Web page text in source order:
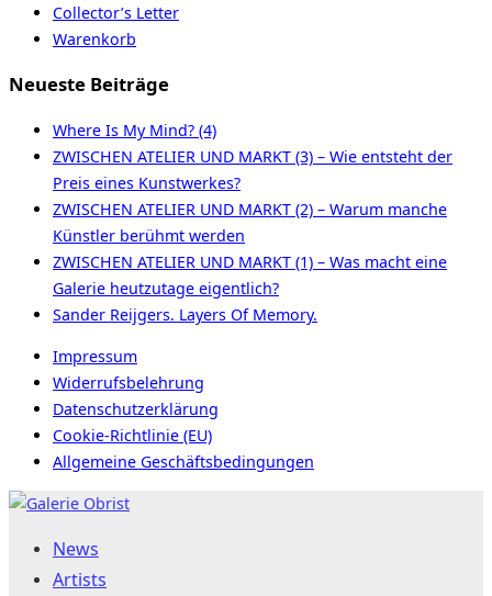
Collector’s Letter
Warenkorb
Neueste Beiträge
Where Is My Mind? (4)
ZWISCHEN ATELIER UND MARKT (3) – Wie entsteht der
Preis eines Kunstwerkes?
ZWISCHEN ATELIER UND MARKT (2) – Warum manche
Künstler berühmt werden
ZWISCHEN ATELIER UND MARKT (1) – Was macht eine
Galerie heutzutage eigentlich?
Sander Reijgers. Layers Of Memory.
Impressum
Widerrufsbelehrung
Datenschutzerklärung
Cookie-Richtlinie (EU)
Allgemeine Geschäftsbedingungen
Zum
springenNews
Artists